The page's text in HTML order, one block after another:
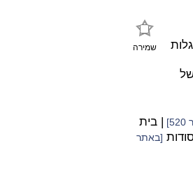
שמירה
| בית
[באתר